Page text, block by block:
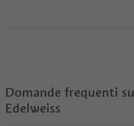
Domande frequenti su
Edelweiss